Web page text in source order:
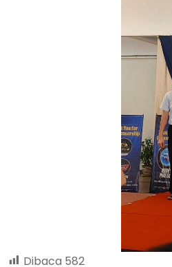
Dibaca 582